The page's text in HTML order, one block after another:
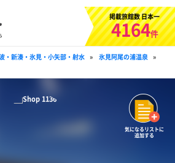
掲載旅館数 日本一
4164件
・新湊・氷見・小矢部・射水 » 氷見阿尾の浦温泉 »
気になるリストに
追加する